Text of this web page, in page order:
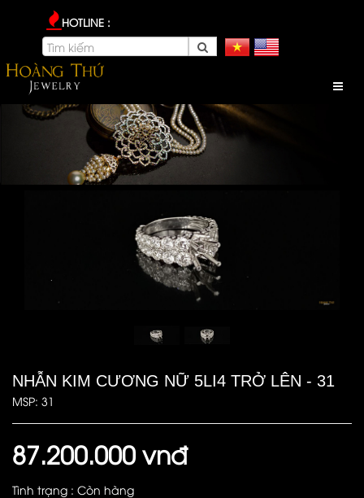
HOTLINE :
NHẪN KIM CƯƠNG NỮ 5LI4 TRỞ LÊN - 31
MSP: 31
87.200.000 vnđ
Tình trạng : Còn hàng